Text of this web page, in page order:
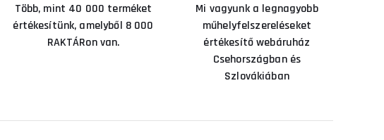
Több, mint 40 000 terméket
értékesítünk, amelyből 8 000
RAKTÁRon van.
Mi vagyunk a legnagyobb
műhelyfelszereléseket
értékesítő webáruház
Csehországban és
Szlovákiában